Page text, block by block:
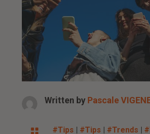
Written by Pascale
 #Tips #Tips #Trends